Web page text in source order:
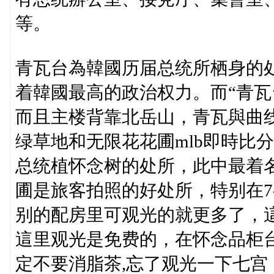
等。
青瓦台為韓國历届总统所栖身的
着韓國最高的政治权力。而“青
而且主楼背靠北岳山，青瓦與曲
绿草地和无限花花圃mlb即時比
总统植怀念树的处所，此中最着
圃是旅客拍照的好处所，特别在
别的配房里可观光的就更多了，
這里观光是免费的，在怀念品柜
定不要消脂茶,忘了观光一下七